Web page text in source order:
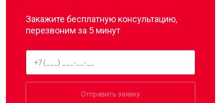
Закажите бесплатную консультацию,
перезвоним за 5 минут
Отправить заявку